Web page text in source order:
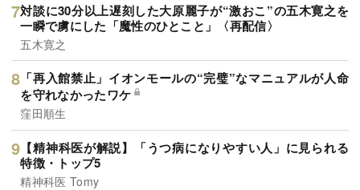
対談に30分以上遅刻した大原麗子が“激おこ”の五木寛之を
一瞬で虜にした「魔性のひとこと」〈再配信〉
五木寛之
「再入館禁止」イオンモールの“完璧”なマニュアルが人命
を守れなかったワケ
窪田順生
【精神科医が解説】「うつ病になりやすい人」に見られる
特徴・トップ5
精神科医 Tomy